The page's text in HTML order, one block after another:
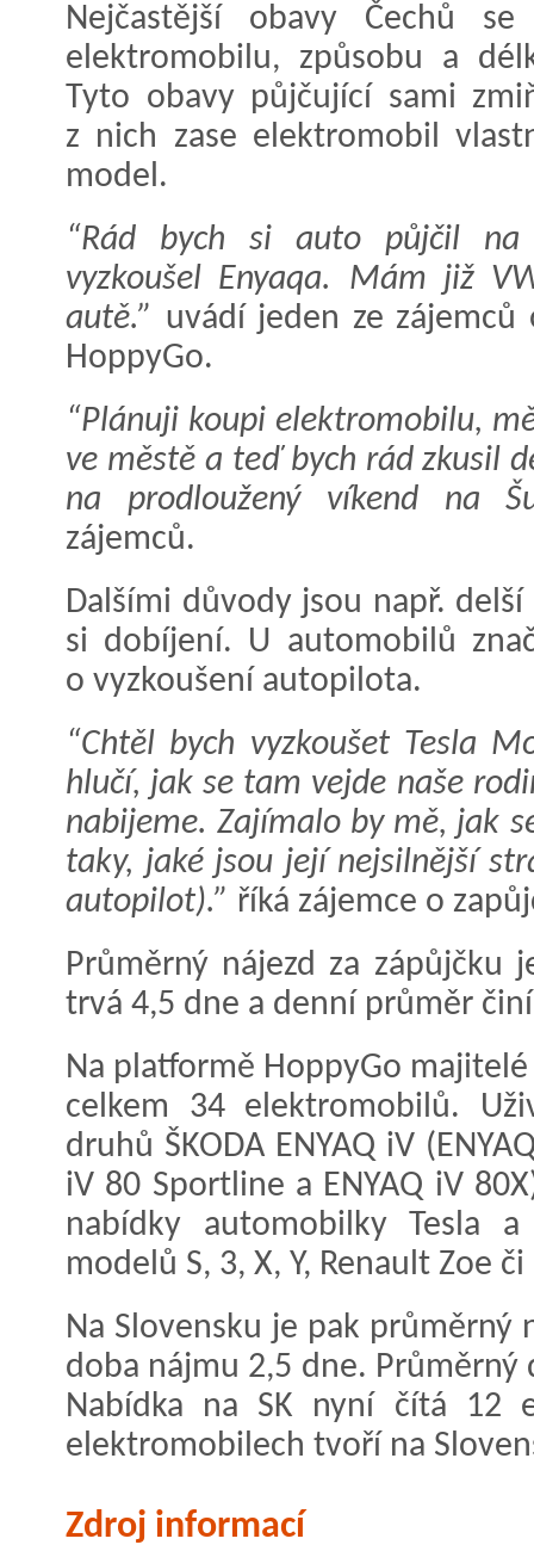
Nejčastější obavy Čechů
elektromobilu, způsobu a
Tyto obavy půjčující sami
z nich zase elektromobil
model.
“Rád bych si auto půjčil na
vyzkoušel Enyaqa. Mám již
autě.” uvádí jeden ze
HoppyGo.
“Plánuji koupi elektromobilu,
ve městě a teď bych rád zkusil
na prodloužený víkend na
zájemců.
Dalšími důvody jsou např.
si dobíjení. U automobilů
o vyzkoušení autopilota.
“Chtěl bych vyzkoušet Tesla
hlučí, jak se tam vejde naše
nabijeme. Zajímalo by mě, jak
taky, jaké jsou její nejsilnější
autopilot).” říká zájemce o
Průměrný nájezd za zápůjčku
trvá 4,5 dne a denní průměr
Na platformě HoppyGo
celkem 34 elektromobilů.
druhů ŠKODA ENYAQ iV
iV 80 Sportline a ENYAQ iV
nabídky automobilky Tesla
modelů S, 3, X, Y, Renault Zoe
Na Slovensku je pak průměrný
doba nájmu 2,5 dne.
Nabídka na SK nyní čítá 12
elektromobilech tvoří na
Zdroj informací